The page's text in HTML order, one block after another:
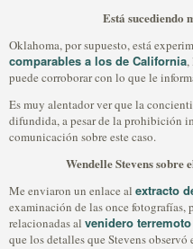
Está sucediendo
Oklahoma, por supuesto, está
comparables a los de California,
puede corroborar con lo que le
Es muy alentador ver que la
difundida, a pesar de la prohibición
comunicación sobre este caso.
Wendelle Stevens sobre
Me enviaron un enlace al extracto
examinación de las once fotografías,
relacionadas al venidero
que los detalles que Stevens observó